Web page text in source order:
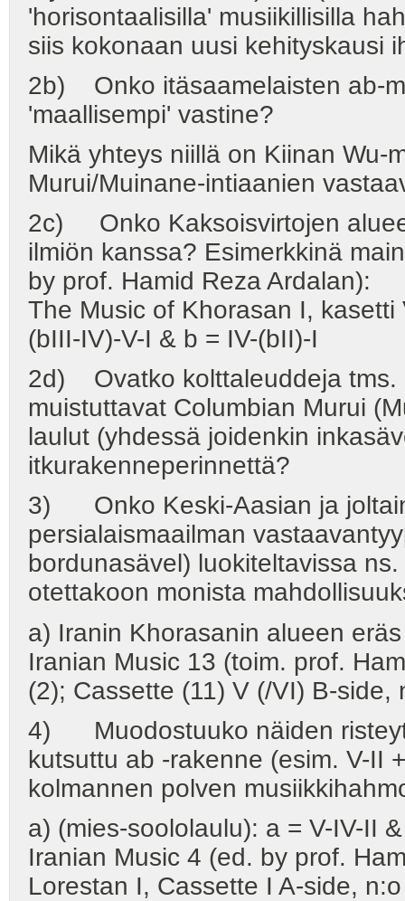
'horisontaalisilla' musiikillisilla
siis kokonaan uusi kehityskausi
2b) Onko itäsaamelaisten ab-
'maallisempi' vastine?
Mikä yhteys niillä on Kiinan Wu-
Murui/Muinane-intiaanien
2c) Onko Kaksoisvirtojen
ilmiön kanssa? Esimerkkinä
by prof. Hamid Reza Ardalan):
The Music of Khorasan I,
(bIII-IV)-V-I & b = IV-(bII)-I
2d) Ovatko kolttaleuddeja tms.
muistuttavat Columbian Murui
laulut (yhdessä joidenkin
itkurakenneperinnettä?
3) Onko Keski-Aasian ja
persialaismaailman
bordunasävel) luokiteltavissa
otettakoon monista
a) Iranin Khorasanin alueen
Iranian Music 13 (toim. prof.
(2); Cassette (11) V (/VI) B-side,
4) Muodostuuko näiden
kutsuttu ab -rakenne (esim. V-II
kolmannen polven
a) (mies-soololaulu): a = V-IV-II
Iranian Music 4 (ed. by prof.
Lorestan I, Cassette I A-side,